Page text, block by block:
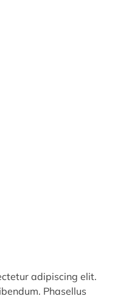
adipiscing elit.
Phasellus